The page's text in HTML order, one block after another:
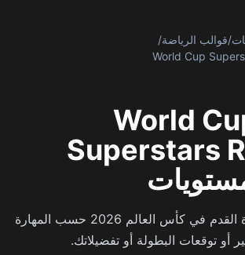
/قوالب الرياضة/
2026 World
Superstars
رتب أبرز نجوم كرة القدم في كأس العالم 2026 حسب المهارة
أو توقعات البطولة أو تفضيلاتك.